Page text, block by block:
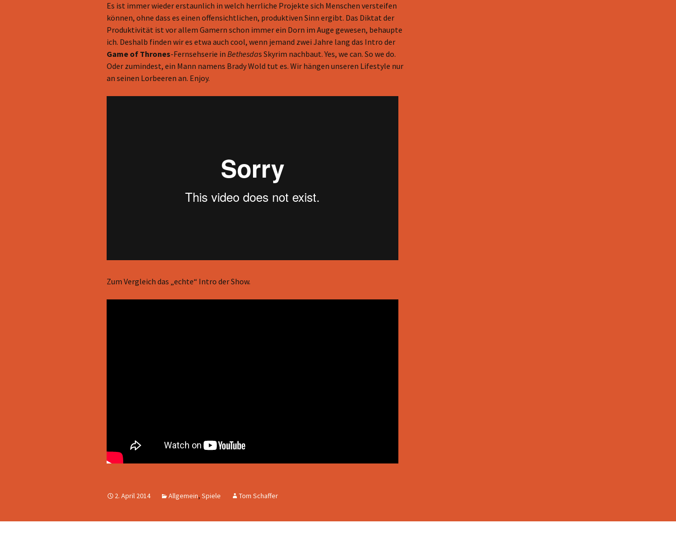
Es ist immer wieder erstaunlich in welch herrliche Projekte sich Menschen versteifen
können, ohne dass es einen offensichtlichen, produktiven Sinn ergibt. Das Diktat der
Produktivität ist vor allem Gamern schon immer ein Dorn im Auge gewesen, behaupte
ich. Deshalb finden wir es etwa auch cool, wenn jemand zwei Jahre lang das Intro der
Game of Thrones-Fernsehserie in Bethesdas Skyrim nachbaut. Yes, we can. So we do.
Oder zumindest, ein Mann namens Brady Wold tut es. Wir hängen unseren Lifestyle nur
an seinen Lorbeeren an. Enjoy.
Zum Vergleich das „echte“ Intro der Show.
2. April 2014 Allgemein, Spiele Tom Schaffer